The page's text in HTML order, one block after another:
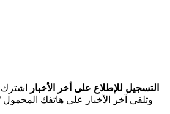
التسجيل للإطلاع على أخر الأخبار
اشترك
وتلقى آخر الأخبار على هاتفك